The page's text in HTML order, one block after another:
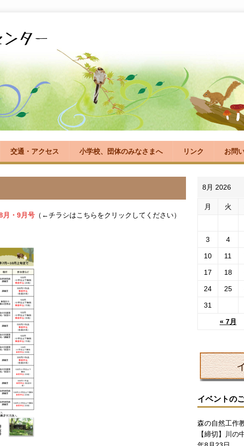
交通・アクセス 小学校、団体のみなさまへ リンク お問
月・9月号 （←チラシはこちらをクリックしてください）
8月 2026
月 火
3 4
10 11
17 18
24 25
31
« 7月
イベントの
森の自然工作
【締切】川の